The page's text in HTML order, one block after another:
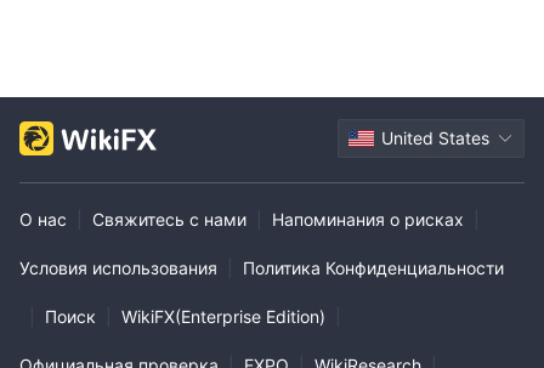
United States
О нас Свяжитесь с нами Напоминания о рисках
Условия использования Политика Конфиденциальности
Поиск WikiFX(Enterprise Edition)